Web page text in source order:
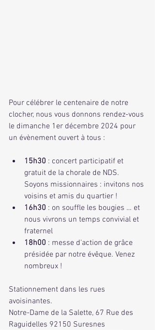
Pour célébrer le centenaire de notre
clocher, nous vous donnons rendez-vous
le dimanche 1er décembre 2024 pour
un évènement ouvert à tous :
15h30 : concert participatif et
gratuit de la chorale de NDS.
Soyons missionnaires : invitons nos
voisins et amis du quartier !
16h30 : on souffle les bougies … et
nous vivrons un temps convivial et
fraternel
18h00 : messe d'action de grâce
présidée par notre évêque. Venez
nombreux !
Stationnement dans les rues
avoisinantes.
Notre-Dame de la Salette, 67 Rue des
Raguidelles 92150 Suresnes